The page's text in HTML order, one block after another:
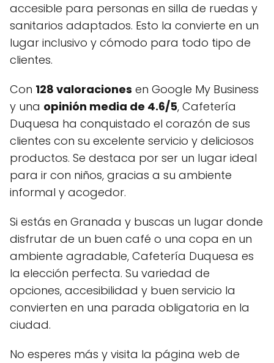
accesible para personas en silla de ruedas y
sanitarios adaptados. Esto la convierte en un
lugar inclusivo y cómodo para todo tipo de
clientes.
Con 128 valoraciones en Google My Business
y una opinión media de 4.6/5, Cafetería
Duquesa ha conquistado el corazón de sus
clientes con su excelente servicio y deliciosos
productos. Se destaca por ser un lugar ideal
para ir con niños, gracias a su ambiente
informal y acogedor.
Si estás en Granada y buscas un lugar donde
disfrutar de un buen café o una copa en un
ambiente agradable, Cafetería Duquesa es
la elección perfecta. Su variedad de
opciones, accesibilidad y buen servicio la
convierten en una parada obligatoria en la
ciudad.
No esperes más y visita la página web de